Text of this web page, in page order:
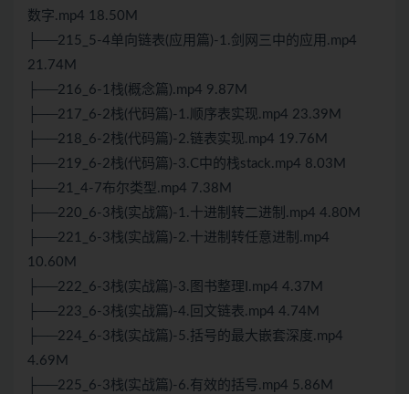
数字.mp4 18.50M
├──215_5-4单向链表(应用篇)-1.剑网三中的应用.mp4
21.74M
├──216_6-1栈(概念篇).mp4 9.87M
├──217_6-2栈(代码篇)-1.顺序表实现.mp4 23.39M
├──218_6-2栈(代码篇)-2.链表实现.mp4 19.76M
├──219_6-2栈(代码篇)-3.C中的栈stack.mp4 8.03M
├──21_4-7布尔类型.mp4 7.38M
├──220_6-3栈(实战篇)-1.十进制转二进制.mp4 4.80M
├──221_6-3栈(实战篇)-2.十进制转任意进制.mp4
10.60M
├──222_6-3栈(实战篇)-3.图书整理I.mp4 4.37M
├──223_6-3栈(实战篇)-4.回文链表.mp4 4.74M
├──224_6-3栈(实战篇)-5.括号的最大嵌套深度.mp4
4.69M
├──225_6-3栈(实战篇)-6.有效的括号.mp4 5.86M